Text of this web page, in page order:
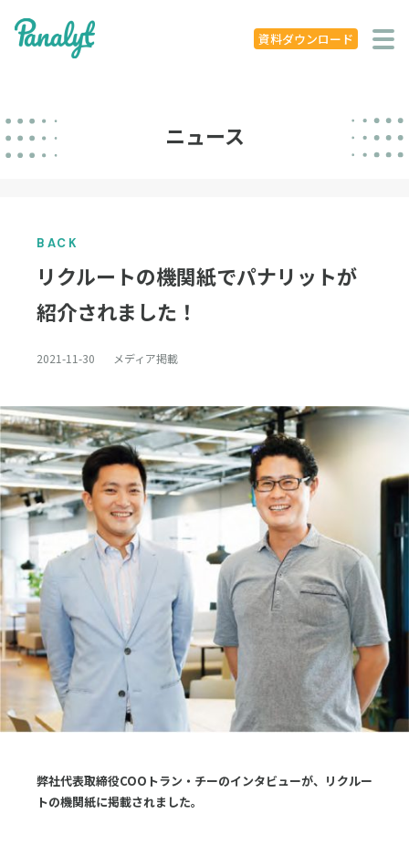
資料ダウンロード
システム特徴
ニュース
お役立ち記事
採用
お問合せ
English
ログイン
資料ダウンロード
ニュース
BACK
リクルートの機関紙でパナリットが
紹介されました！
2021-11-30 メディア掲載
弊社代表取締役COOトラン・チーのインタビューが、リクルー
トの機関紙に掲載されました。